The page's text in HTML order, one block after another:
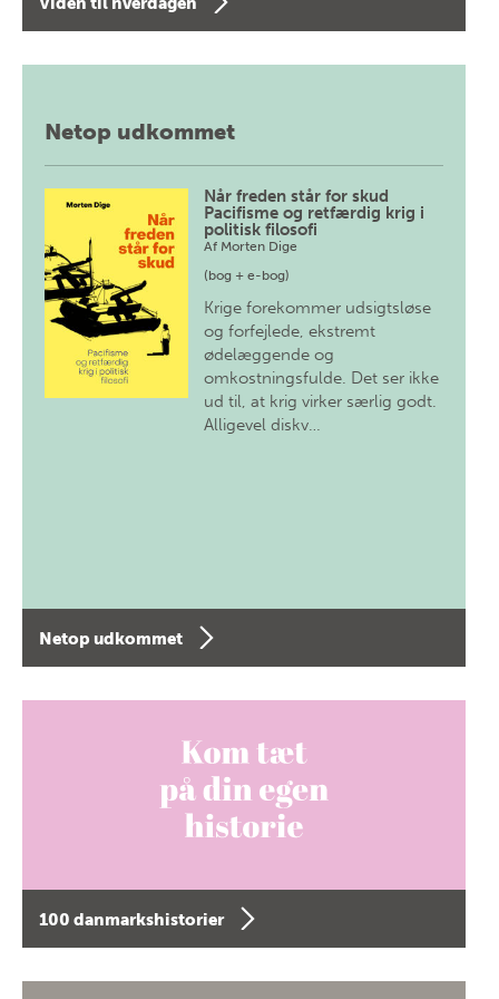
Netop udkommet
Når freden står for skud
Pacifisme og retfærdig krig i
politisk filosofi
Af Morten Dige
(bog + e-bog)
Krige forekommer udsigtsløse
og forfejlede, ekstremt
ødelæggende og
omkostningsfulde. Det ser ikke
ud til, at krig virker særlig godt.
Alligevel diskv…
Netop udkommet
100 danmarkshistorier